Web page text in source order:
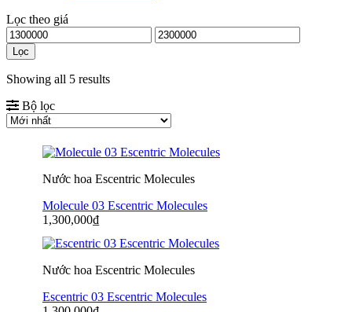
Lọc theo giá
Lọc
Showing all 5 results
Bộ lọc
Nước hoa Escentric Molecules
Molecule 03 Escentric Molecules
1,300,000₫
Nước hoa Escentric Molecules
Escentric 03 Escentric Molecules